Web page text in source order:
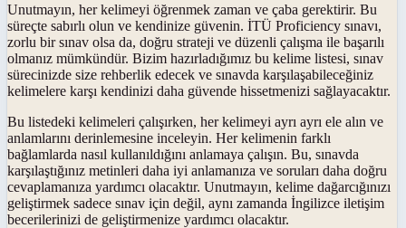
Unutmayın, her kelimeyi öğrenmek zaman ve çaba gerektirir. Bu
süreçte sabırlı olun ve kendinize güvenin. İTÜ Proficiency sınavı,
zorlu bir sınav olsa da, doğru strateji ve düzenli çalışma ile başarılı
olmanız mümkündür. Bizim hazırladığımız bu kelime listesi, sınav
sürecinizde size rehberlik edecek ve sınavda karşılaşabileceğiniz
kelimelere karşı kendinizi daha güvende hissetmenizi sağlayacaktır.
Bu listedeki kelimeleri çalışırken, her kelimeyi ayrı ayrı ele alın ve
anlamlarını derinlemesine inceleyin. Her kelimenin farklı
bağlamlarda nasıl kullanıldığını anlamaya çalışın. Bu, sınavda
karşılaştığınız metinleri daha iyi anlamanıza ve soruları daha doğru
cevaplamanıza yardımcı olacaktır. Unutmayın, kelime dağarcığınızı
geliştirmek sadece sınav için değil, aynı zamanda İngilizce iletişim
becerilerinizi de geliştirmenize yardımcı olacaktır.